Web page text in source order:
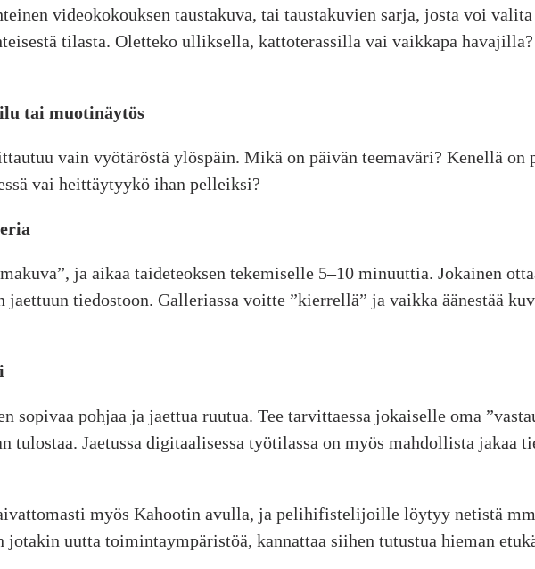
videokokouksen taustakuva, tai taustakuvien sarja, josta voi
tilasta. Oletteko ulliksella, kattoterassilla vai vaikkapa
tai muotinäytös
vain vyötäröstä ylöspäin. Mikä on päivän teemaväri? Kenellä on
vai heittäytyykö ihan pelleiksi?
ja aikaa taideteoksen tekemiselle 5–10 minuuttia. Jokainen
tiedostoon. Galleriassa voitte ”kierrellä” ja vaikka äänestää
sopivaa pohjaa ja jaettua ruutua. Tee tarvittaessa jokaiselle oma
tulostaa. Jaetussa digitaalisessa työtilassa on myös mahdollista jakaa
myös Kahootin avulla, ja pelihifistelijoille löytyy netistä
uutta toimintaympäristöä, kannattaa siihen tutustua hieman